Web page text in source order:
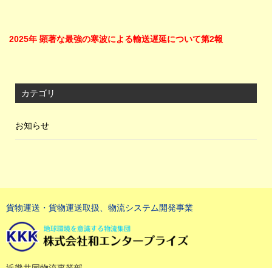
2025年 顕著な最強の寒波による輸送遅延について第2報
カテゴリ
お知らせ
貨物運送・貨物運送取扱、物流システム開発事業